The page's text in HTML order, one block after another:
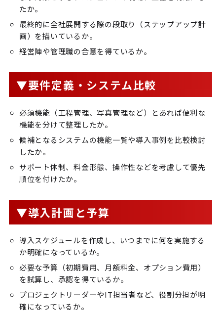
たか。
最終的に全社展開する際の段取り（ステップアップ計
画）を描いているか。
経営陣や管理職の合意を得ているか。
▼要件定義・システム比較
必須機能（工程管理、写真管理など）とあれば便利な
機能を分けて整理したか。
候補となるシステムの機能一覧や導入事例を比較検討
したか。
サポート体制、料金形態、操作性などを考慮して優先
順位を付けたか。
▼導入計画と予算
導入スケジュールを作成し、いつまでに何を実施する
か明確になっているか。
必要な予算（初期費用、月額料金、オプション費用）
を試算し、承認を得ているか。
プロジェクトリーダーやIT担当者など、役割分担が明
確になっているか。